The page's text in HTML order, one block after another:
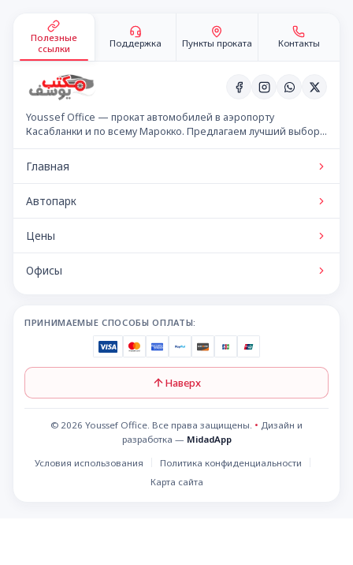
Полезные
ссылки
Поддержка Пункты проката Контакты
Youssef Office — прокат автомобилей в аэропорту
Касабланки и по всему Марокко. Предлагаем лучший выбор
Главная
Автопарк
Цены
Офисы
ПРИНИМАЕМЫЕ СПОСОБЫ ОПЛАТЫ:
Наверх
© 2026 Youssef Office. Все права защищены. • Дизайн и
разработка — MidadApp
Условия использования
Политика конфиденциальности
Карта сайта